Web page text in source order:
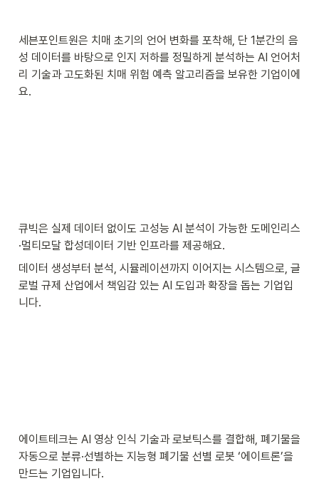
세븐포인트원은 치매 초기의 언어 변화를 포착해, 단 1분간의 음
성 데이터를 바탕으로 인지 저하를 정밀하게 분석하는 AI 언어처
리 기술과 고도화된 치매 위험 예측 알고리즘을 보유한 기업이에
요.
큐빅은 실제 데이터 없이도 고성능 AI 분석이 가능한 도메인리스
·멀티모달 합성데이터 기반 인프라를 제공해요.
데이터 생성부터 분석, 시뮬레이션까지 이어지는 시스템으로, 글
로벌 규제 산업에서 책임감 있는 AI 도입과 확장을 돕는 기업입
니다.
에이트테크는 AI 영상 인식 기술과 로보틱스를 결합해, 폐기물을
자동으로 분류·선별하는 지능형 폐기물 선별 로봇 ‘에이트론’을
만드는 기업입니다.